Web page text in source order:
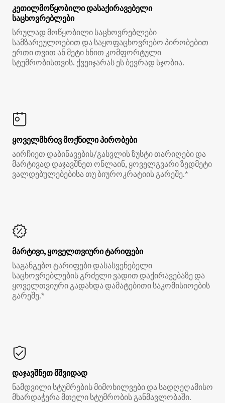
კეთილმოწყობილი დასაქირავებელი
საცხოვრებლები
სრულად მოწყობილი საცხოვრებლები
სამზარეულოებით და საყოფაცხოვრებო პირობებით
ერთი თვით ან მეტი ხნით კომფორტული
სტუმრობისთვის. ქვეიჯარას ეს ბევრად სჯობია.
ყოველმხრივ მოქნილი პირობები
აირჩიეთ დაბინავების/გასვლის ზუსტი თარიღები და
მარტივად დაჯავშნეთ ონლაინ, ყოველგვარი ზედმეტი
ვალდებულებებისა თუ ბიუროკრატიის გარეშე.*
მარტივი, ყოველთვიური ტარიფები
საგანგებო ტარიფები დასასვენებელი
საცხოვრებლების გრძელი ვადით დაქირავებაზე და
ყოველთვიური გადახდა დამატებითი საკომისიოების
გარეშე.*
დაჯავშნეთ მშვიდად
ნამდვილი სტუმრების მიმოხილვები და სადღეღამისო
მხარდაჭერა მთელი სტუმრობის განმავლობაში.